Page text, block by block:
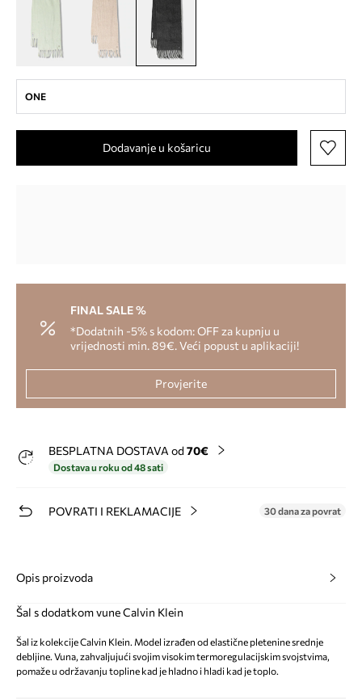
ONE
Dodavanje u košaricu
FINAL SALE %
*Dodatnih -5% s kodom: OFF za kupnju u
vrijednosti min. 89€. Veći popust u aplikaciji!
Provjerite
BESPLATNA DOSTAVA od 70€
Dostava u roku od 48 sati
POVRATI I REKLAMACIJE 30 dana za povrat
Opis proizvoda
Šal s dodatkom vune Calvin Klein
Šal iz kolekcije Calvin Klein. Model izrađen od elastične pletenine srednje
debljine. Vuna, zahvaljujući svojim visokim termoregulacijskim svojstvima,
pomaže u održavanju topline kad je hladno i hladi kad je toplo.